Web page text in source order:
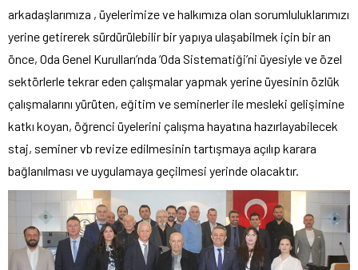
arkadaşlarımıza , üyelerimize ve halkımıza olan sorumluluklarımızı
yerine getirerek sürdürülebilir bir yapıya ulaşabilmek için bir an
önce, Oda Genel Kurulları’nda ‘Oda Sistematiği’ni üyesiyle ve özel
sektörlerle tekrar eden çalışmalar yapmak yerine üyesinin özlük
çalışmalarını yürüten, eğitim ve seminerler ile mesleki gelişimine
katkı koyan, öğrenci üyelerini çalışma hayatına hazırlayabilecek
staj, seminer vb revize edilmesinin tartışmaya açılıp karara
bağlanılması ve uygulamaya geçilmesi yerinde olacaktır.